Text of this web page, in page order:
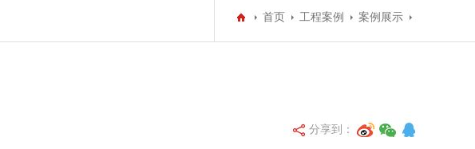
首页 工程案例 案例展示
分享到：